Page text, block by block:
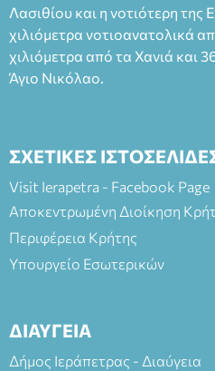
Λασιθίου και η νοτιότερη της
χιλιόμετρα νοτιοανατολικά
χιλιόμετρα από τα Χανιά και
Άγιο Νικόλαο.
ΣΧΕΤΙΚΕΣ
Visit Ierapetra - Facebook Page
Αποκεντρωμένη Διοίκηση
Περιφέρεια Κρήτης
Υπουργείο Εσωτερικών
ΔΙΑΥΓΕΙΑ
Δήμος Ιεράπετρας - Διαύγεια